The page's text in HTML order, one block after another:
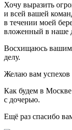
Хочу выразить
и всей вашей
в течении моей
вложенный в наше
Восхищаюсь вашим
делу.
Желаю вам успехов
Как будем в Москве
с дочерью.
Ещё раз спасибо